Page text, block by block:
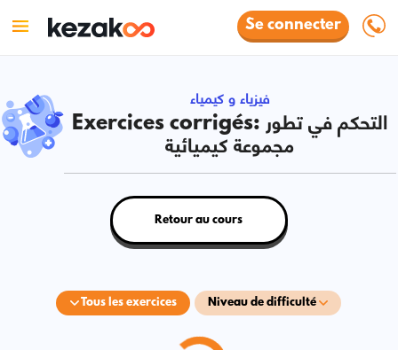
Se connecter
فيزياء و كيمياء
Exercices corrigés: التحكم في تطور
مجموعة كيميائية
Tous les exercices Niveau de difficulté
Retour au cours